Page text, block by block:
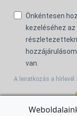
Önkéntesen
kezeléséhez az
van.
A leiratkozás a